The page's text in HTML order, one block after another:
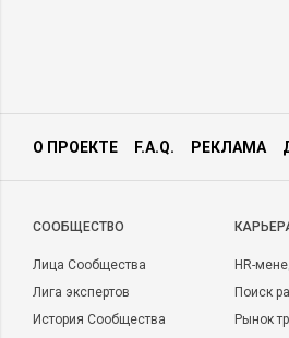
О ПРОЕКТЕ F.A.Q. РЕКЛАМА
CООБЩЕСТВО
Лица Сообщества
Лига экспертов
История Сообщества
HR-
Поиск
Рынок